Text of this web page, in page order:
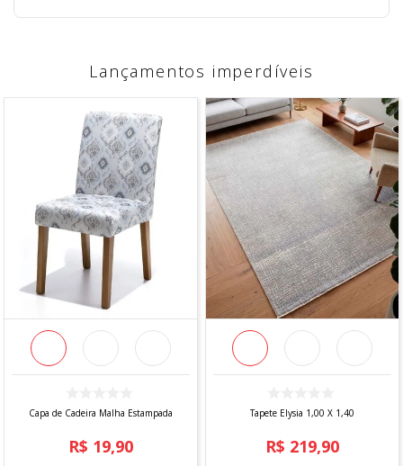
Lançamentos imperdíveis
Capa de Cadeira Malha Estampada
R$ 19,90
Tapete Elysia 1,00 X 1,40
R$ 219,90